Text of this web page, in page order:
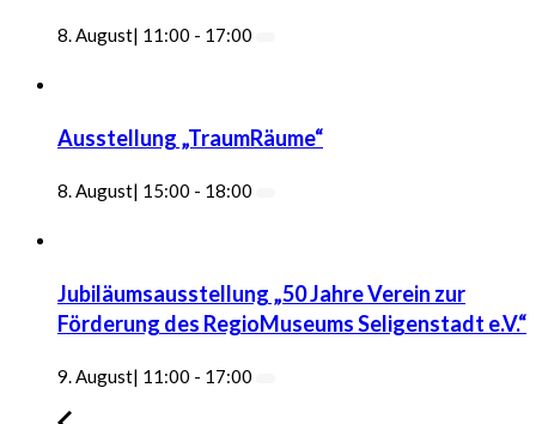
8. August| 11:00 - 17:00
Ausstellung „TraumRäume“
8. August| 15:00 - 18:00
Jubiläumsausstellung „50 Jahre Verein zur
Förderung des RegioMuseums Seligenstadt e.V.“
9. August| 11:00 - 17:00